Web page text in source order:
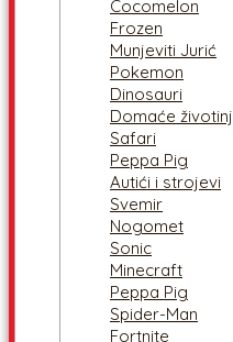
Cocomelon
Frozen
Munjeviti Jurić
Pokemon
Dinosauri
Domaće
Safari
Peppa Pig
Autići i strojevi
Svemir
Nogomet
Sonic
Minecraft
Peppa Pig
Spider-Man
Fortnite